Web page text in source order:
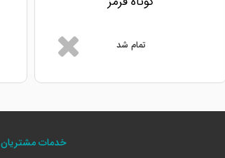
تمام شد
خدمات مشتریان